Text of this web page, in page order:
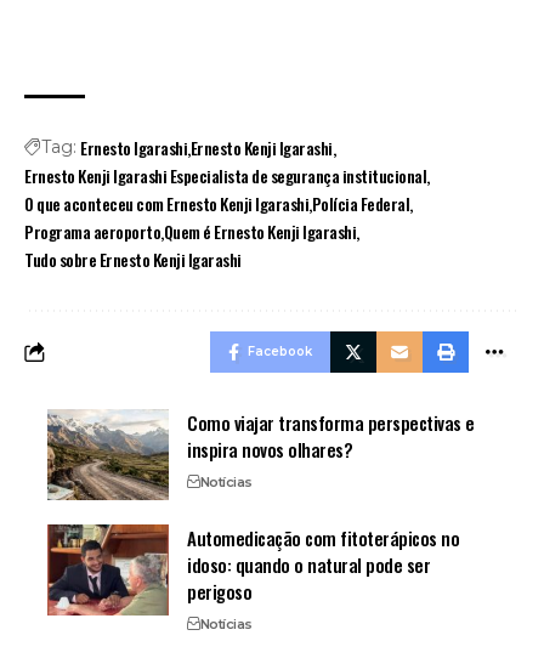
Tag: Ernesto IgarashiErnesto Kenji Igarashi
Ernesto Kenji Igarashi Especialista de segurança institucional
O que aconteceu com Ernesto Kenji IgarashiPolícia Federal
Programa aeroportoQuem é Ernesto Kenji Igarashi
Tudo sobre Ernesto Kenji Igarashi
Facebook
Como viajar transforma perspectivas e
inspira novos olhares?
Notícias
Automedicação com fitoterápicos no
idoso: quando o natural pode ser
perigoso
Notícias